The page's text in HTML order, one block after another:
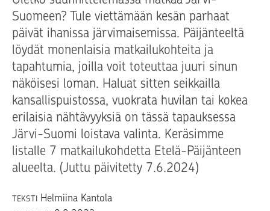
Suomeen? Tule viettämään kesän parhaat
päivät ihanissa järvimaisemissa. Päijänteeltä
löydät monenlaisia matkailukohteita ja
tapahtumia, joilla voit toteuttaa juuri sinun
näköisesi loman. Haluat sitten seikkailla
kansallispuistossa, vuokrata huvilan tai kokea
erilaisia nähtävyyksiä on tässä tapauksessa
Järvi-Suomi loistava valinta. Keräsimme
listalle 7 matkailukohdetta Etelä-Päijänteen
alueelta. (Juttu päivitetty 7.6.2024)
TEKSTI Helmiina Kantola